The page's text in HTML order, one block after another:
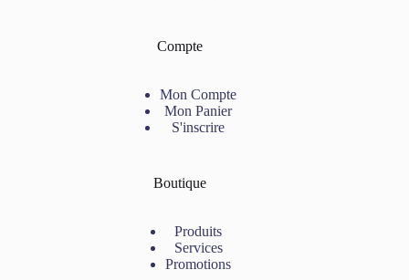
Compte
Mon Compte
Mon Panier
S'inscrire
Boutique
Produits
Services
Promotions